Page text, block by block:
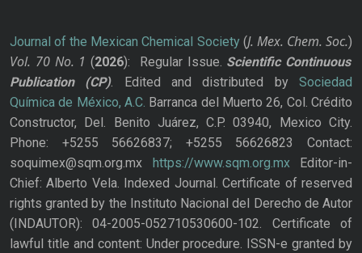
Journal of the Mexican Chemical Society(J. Mex. Chem. Soc.)
Vol. 70 No. 1 (2026): Regular Issue. Scientific Continuous
Publication
(CP). Edited and distributed bySociedad
Química de México, A.C. Barranca del Muerto 26, Col. Crédito
Constructor, Del. Benito Juárez, C.P. 03940, Mexico City.
Phone: +5255 56626837; +5255 56626823 Contact:
soquimex@sqm.org.mx
https://www.sqm.org.mxEditor-in-
Chief: Alberto Vela. Indexed Journal. Certificate of reserved
rights granted by the Instituto Nacional del Derecho de Autor
(INDAUTOR): 04-2005-052710530600-102. Certificate of
lawful title and content: Under procedure. ISSN-e granted by